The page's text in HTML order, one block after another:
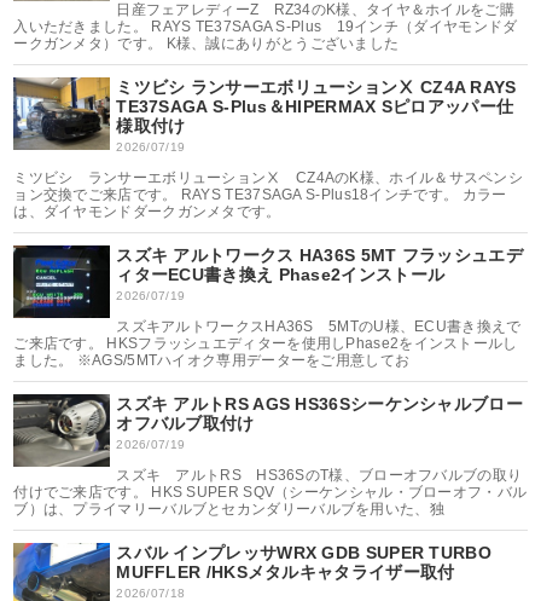
日産フェアレディーZ RZ34のK様、タイヤ＆ホイルをご購
入いただきました。 RAYS TE37SAGA S-Plus 19インチ（ダイヤモンドダ
ークガンメタ）です。 K様、誠にありがとうございました
ミツビシ ランサーエボリューションⅩ CZ4A RAYS
TE37SAGA S-Plus＆HIPERMAX Sピロアッパー仕
様取付け
2026/07/19
ミツビシ ランサーエボリューションⅩ CZ4AのK様、ホイル＆サスペンシ
ョン交換でご来店です。 RAYS TE37SAGA S-Plus18インチです。 カラー
は、ダイヤモンドダークガンメタです。
スズキ アルトワークス HA36S 5MT フラッシュエデ
ィターECU書き換え Phase2インストール
2026/07/19
スズキアルトワークスHA36S 5MTのU様、ECU書き換えで
ご来店です。 HKSフラッシュエディターを使用しPhase2をインストールし
ました。 ※AGS/5MTハイオク専用データーをご用意してお
スズキ アルトRS AGS HS36Sシーケンシャルブロー
オフバルブ取付け
2026/07/19
スズキ アルトRS HS36SのT様、ブローオフバルブの取り
付けでご来店です。 HKS SUPER SQV（シーケンシャル・ブローオフ・バル
ブ）は、プライマリーバルブとセカンダリーバルブを用いた、独
スバル インプレッサWRX GDB SUPER TURBO
MUFFLER /HKSメタルキャタライザー取付
2026/07/18